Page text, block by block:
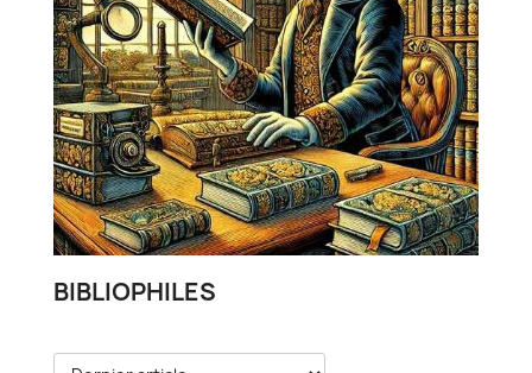
BIBLIOPHILES